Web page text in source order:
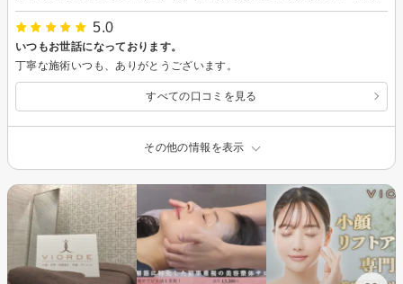
5.0
いつもお世話になっております。
丁寧な施術いつも、ありがとうございます。
すべての口コミを見る
その他の情報を表示